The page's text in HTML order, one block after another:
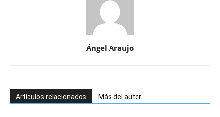
Ángel Araujo
Artículos relacionados Más del autor